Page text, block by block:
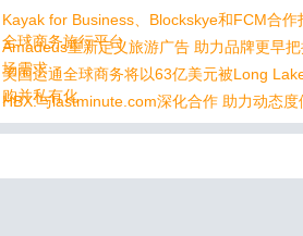
Kayak for Business、Blockskye和FCM合作
全球商务旅行平台
Amadeus重新定义旅游广告 助力品牌更早
场需求
美国运通全球商务将以63亿美元被Long
购并私有化
HBX:与lastminute.com深化合作 助力动态度
餐业务增长